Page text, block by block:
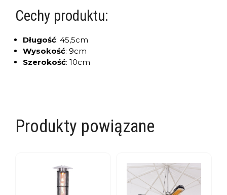
Cechy produktu:
Długość: 45,5cm
Wysokość: 9cm
Szerokość: 10cm
Produkty powiązane